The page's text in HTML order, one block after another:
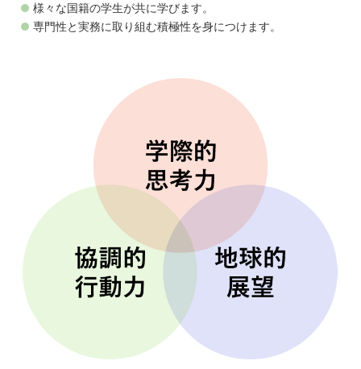
様々な国籍の学生が共に学びます。
専門性と実務に取り組む積極性を身につけます。